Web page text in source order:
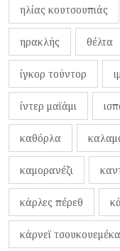
ηλίας κουτσουπιάς
ηρακλής θέλτα
ίγκορ τούντορ
ίντερ μαϊάμι
καθόρλα
καμορανέζι
κάρλες πέρεθ
κάρνεϊ τσουκουεμέκα